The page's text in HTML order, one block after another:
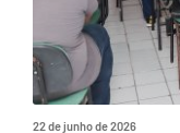
22 de junho de 2026